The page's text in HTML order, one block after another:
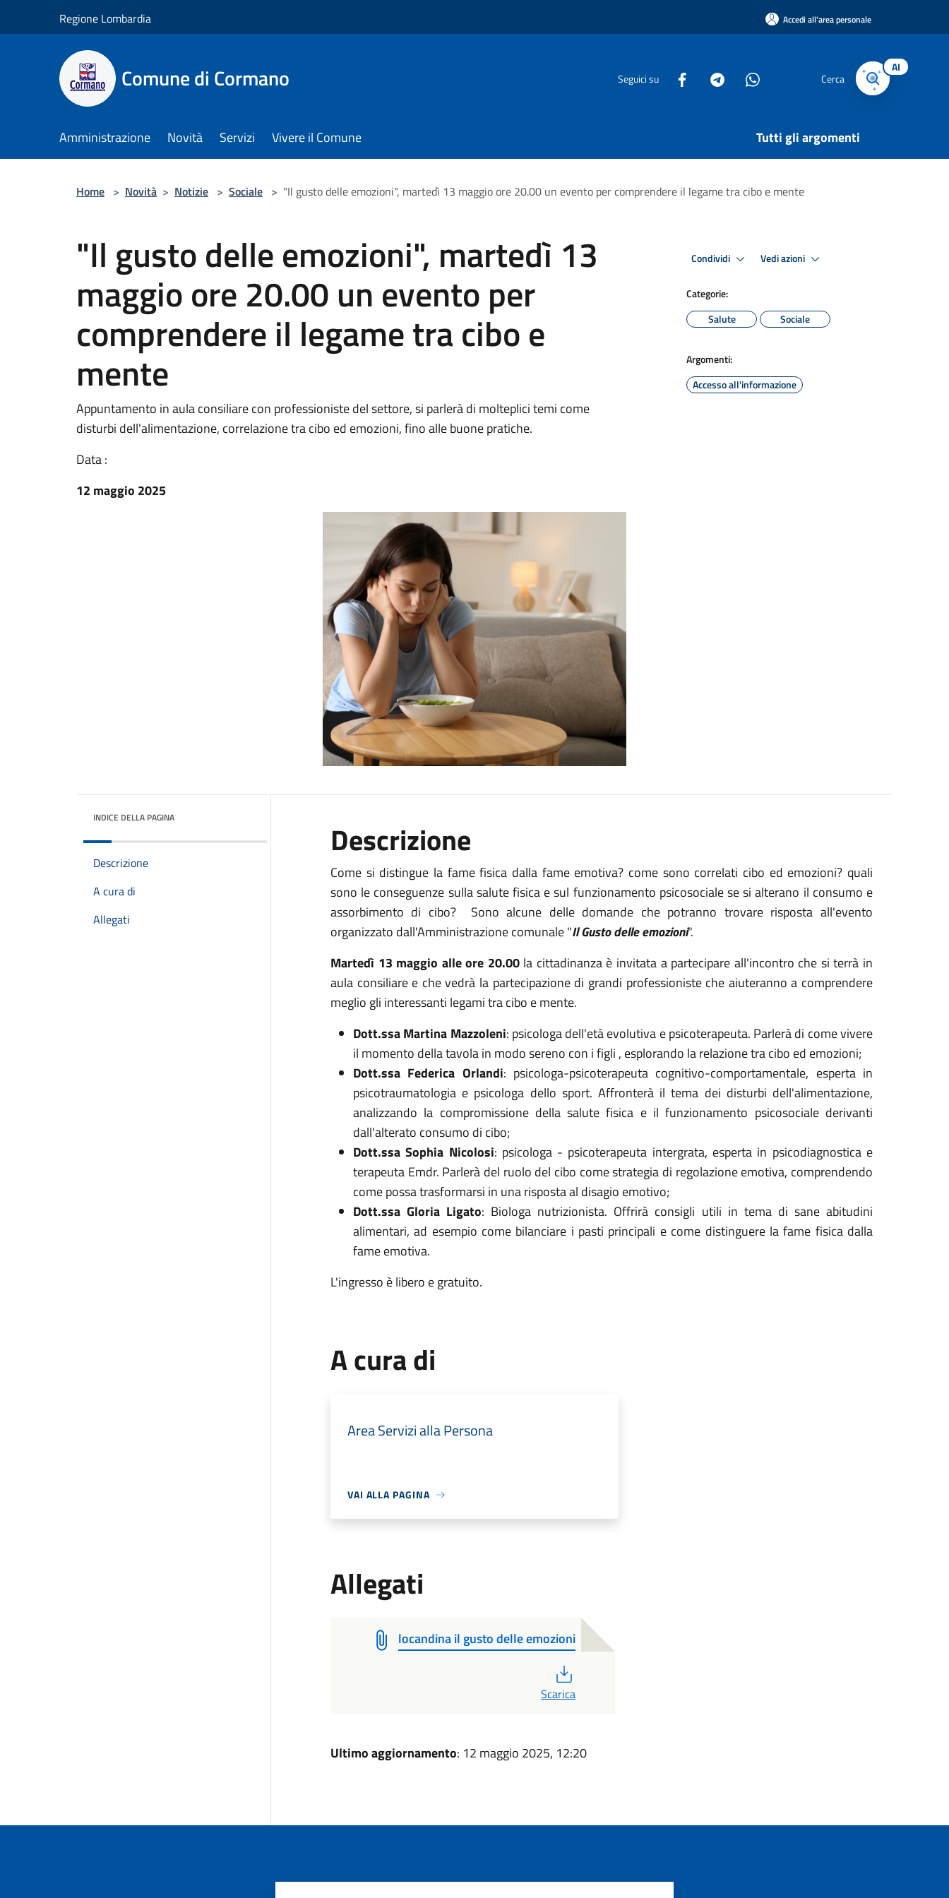
Regione Lombardia Accedi all'area personale
Comune di Cormano Seguici su Cerca
AI
Amministrazione Novità Servizi Vivere il Comune Tutti gli argomenti
Home > Novità > Notizie > Sociale > "Il gusto delle emozioni", martedì 13 maggio ore 20.00 un evento per comprendere il legame tra cibo e mente
"Il gusto delle emozioni", martedì 13
maggio ore 20.00 un evento per
comprendere il legame tra cibo e
mente
Appuntamento in aula consiliare con professioniste del settore, si parlerà di molteplici temi come
disturbi dell'alimentazione, correlazione tra cibo ed emozioni, fino alle buone pratiche.
Data :
12 maggio 2025
Condividi Vedi azioni
Categorie:
Salute
Sociale
Argomenti:
Accesso all'informazione
INDICE DELLA PAGINA
Descrizione
A cura di
Allegati
Descrizione
Come si distingue la fame fisica dalla fame emotiva? come sono correlati cibo ed emozioni? quali
sono le conseguenze sulla salute fisica e sul funzionamento psicosociale se si alterano il consumo e
assorbimento di cibo? Sono alcune delle domande che potranno trovare risposta all'evento
organizzato dall'Amministrazione comunale "Il Gusto delle emozioni".
Martedì 13 maggio alle ore 20.00la cittadinanza è invitata a partecipare all'incontro che si terrà in
aula consiliare e che vedrà la partecipazione di grandi professioniste che aiuteranno a comprendere
meglio gli interessanti legami tra cibo e mente.
Dott.ssa Martina Mazzoleni: psicologa dell'età evolutiva e psicoterapeuta. Parlerà di come vivere
il momento della tavola in modo sereno con i figli , esplorando la relazione tra cibo ed emozioni;
Dott.ssa Federica Orlandi: psicologa-psicoterapeuta cognitivo-comportamentale, esperta in
psicotraumatologia e psicologa dello sport. Affronterà il tema dei disturbi dell'alimentazione,
analizzando la compromissione della salute fisica e il funzionamento psicosociale derivanti
dall'alterato consumo di cibo;
Dott.ssa Sophia Nicolosi: psicologa - psicoterapeuta intergrata, esperta in psicodiagnostica e
terapeuta Emdr. Parlerà del ruolo del cibo come strategia di regolazione emotiva, comprendendo
come possa trasformarsi in una risposta al disagio emotivo;
Dott.ssa Gloria Ligato: Biologa nutrizionista. Offrirà consigli utili in tema di sane abitudini
alimentari, ad esempio come bilanciare i pasti principali e come distinguere la fame fisica dalla
fame emotiva.
L'ingresso è libero e gratuito.
A cura di
Area Servizi alla Persona
VAI ALLA PAGINA
Allegati
locandina il gusto delle emozioni
Scarica
Ultimo aggiornamento: 12 maggio 2025, 12:20